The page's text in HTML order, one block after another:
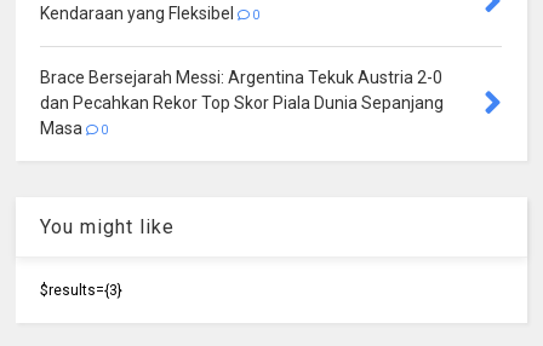
Kendaraan yang Fleksibel
0
Brace Bersejarah Messi: Argentina Tekuk Austria 2-0
dan Pecahkan Rekor Top Skor Piala Dunia Sepanjang
Masa
0
You might like
$results={3}